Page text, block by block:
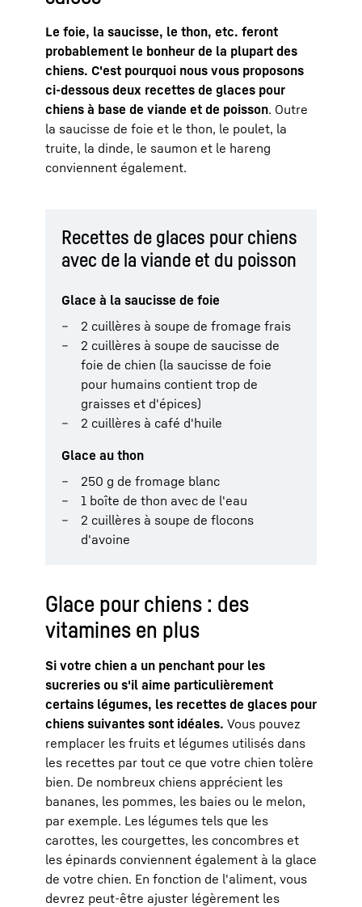
Le foie, la saucisse, le thon, etc. feront
probablement le bonheur de la plupart des
chiens. C'est pourquoi nous vous proposons
ci-dessous deux recettes de glaces pour
chiens à base de viande et de poisson. Outre
la saucisse de foie et le thon, le poulet, la
truite, la dinde, le saumon et le hareng
conviennent également.
Recettes de glaces pour chiens
avec de la viande et du poisson
Glace à la saucisse de foie
2 cuillères à soupe de fromage frais
2 cuillères à soupe de saucisse de
foie de chien (la saucisse de foie
pour humains contient trop de
graisses et d'épices)
2 cuillères à café d'huile
Glace au thon
250 g de fromage blanc
1 boîte de thon avec de l'eau
2 cuillères à soupe de flocons
d'avoine
Glace pour chiens : des
vitamines en plus
Si votre chien a un penchant pour les
sucreries ou s'il aime particulièrement
certains légumes, les recettes de glaces pour
chiens suivantes sont idéales. Vous pouvez
remplacer les fruits et légumes utilisés dans
les recettes par tout ce que votre chien tolère
bien. De nombreux chiens apprécient les
bananes, les pommes, les baies ou le melon,
par exemple. Les légumes tels que les
carottes, les courgettes, les concombres et
les épinards conviennent également à la glace
de votre chien. En fonction de l'aliment, vous
devrez peut-être ajuster légèrement les